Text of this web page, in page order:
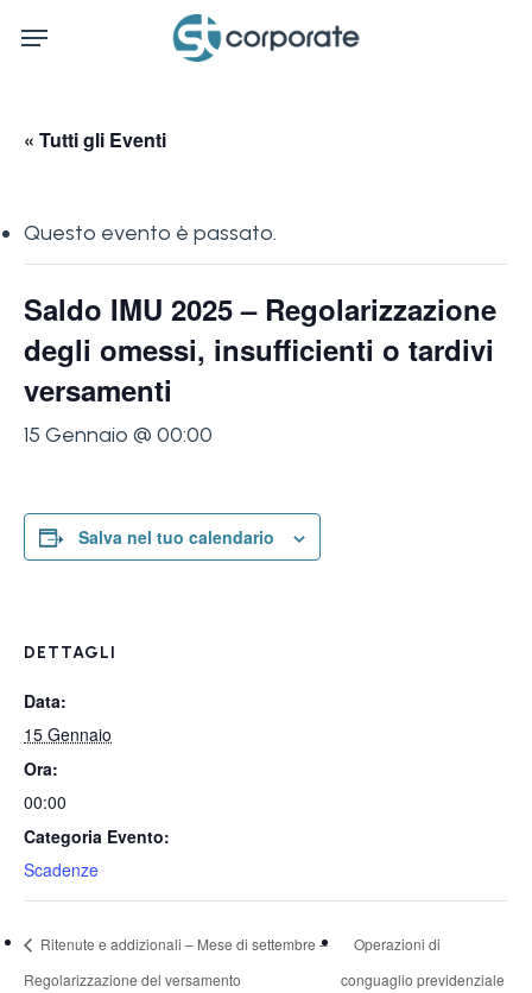
Menu
« Tutti gli Eventi
Questo evento è passato.
Saldo IMU 2025 – Regolarizzazione
degli omessi, insufficienti o tardivi
versamenti
15 Gennaio @ 00:00
Salva nel tuo calendario
DETTAGLI
Data:
15 Gennaio
Ora:
00:00
Categoria Evento:
Scadenze
Ritenute e addizionali – Mese di settembre –
Regolarizzazione del versamento
Operazioni di
conguaglio previdenziale